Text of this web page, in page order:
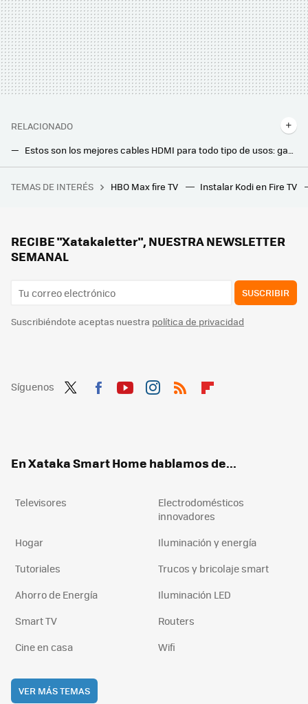
RELACIONADO
Estos son los mejores cables HDMI para todo tipo de usos: gaming a 120Hz, Smart TV Full HD, 4K y 8K
El invento francés para acabar con las chinches en casa: funciona sin pesticidas ni aparatos eléctricos
Google se resbala y sus competidores acechan: es la primera vez en 10 años que su tráfico cae por debajo del 90%
TEMAS DE INTERÉS HBO Max fire TV Instalar Kodi en Fire TV
RECIBE "Xatakaletter", NUESTRA NEWSLETTER
SEMANAL
SUSCRIBIR
Suscribiéndote aceptas nuestra política de privacidad
Síguenos
En Xataka Smart Home hablamos de...
Televisores
Electrodomésticos
innovadores
Hogar
Iluminación y energía
Tutoriales
Trucos y bricolaje smart
Ahorro de Energía
Iluminación LED
Smart TV
Routers
Cine en casa
Wifi
VER MÁS TEMAS